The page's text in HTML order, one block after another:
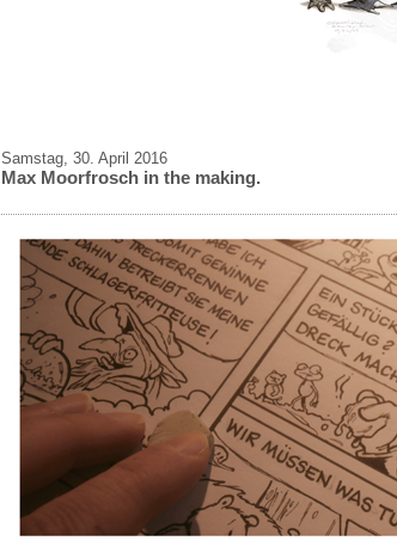
Samstag, 30. April 2016
Max Moorfrosch in the making.